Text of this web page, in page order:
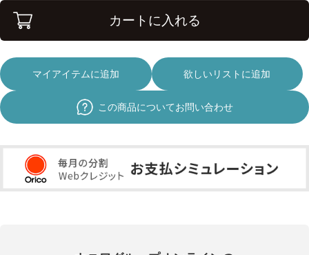
カートに入れる
マイアイテムに追加 欲しいリストに追加
この商品についてお問い合わせ